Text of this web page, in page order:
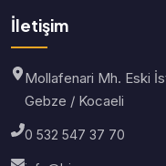
İletişim
Mollafenari Mh. Eski
Gebze / Kocaeli
0 532 547 37 70